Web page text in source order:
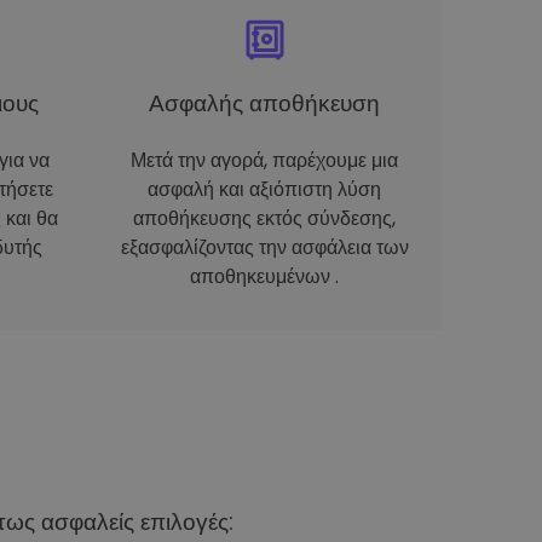
να
θα
Ασφαλής αποθήκευση
Μετά την αγορά, παρέχουμε μια
ασφαλή και αξιόπιστη λύση
αποθήκευσης εκτός σύνδεσης,
εξασφαλίζοντας την ασφάλεια των
αποθηκευμένων .
ασφαλείς επιλογές: